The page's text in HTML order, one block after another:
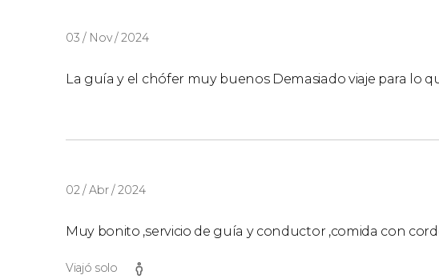
03 / Nov / 2024
La guía y el chófer muy buenos Demasiado viaje para lo
02 / Abr / 2024
Muy bonito ,servicio de guía y conductor ,comida con
Viajó solo